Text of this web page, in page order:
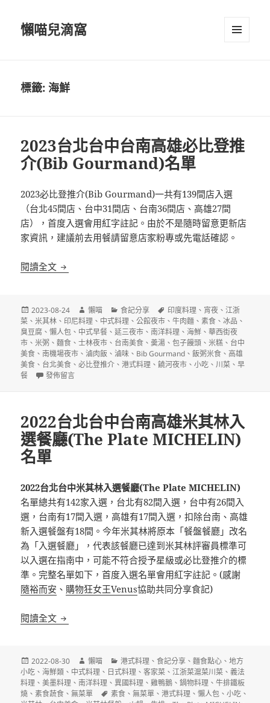
懶喵兒滴窩
標籤:海鮮
2023台北台中台南高雄必比登推
介(Bib Gourmand)名單
2023必比登推介(Bib Gourmand)一共有139間店入選
（台北45間店、台中31間店、台南36間店、高雄27間
店），首度入選會用紅字註記。由於不是隨時留意更新店
家資訊，建議前去用餐請留意店家粉專或先電話確認。
閱讀全文 2023台北台中台南高雄必比登推介(Bib Gourmand)
發
佈
日
期:
2023-08-24
作
者
懶喵
分
類
食記分享
標
籤
印度料理 、 宵夜 、江浙
菜 、米其林 、 印尼料理 、 中式料理 、公館夜市 、牛肉麵 、素食 、冰品 、
臭豆腐 、懶人包 、 中式早餐 、延三夜市 、南洋料理 、海鮮 、華西街夜
市 、米粥 、麵食 、士林夜市 、 台南美食 、羮湯 、包子饅頭 、米糕 、 台中
美食 、南機場夜市 、滷肉飯 、滷味 、 Bib Gourmand 、飯粥米食 、高雄
美食 、 台北美食 、必比登推介 、港式料理 、饒河夜市 、小吃 、川菜 、早
餐
在〈2023台北台中台南高雄必比登推介(Bib Gourmand)名單〉
發佈留言
2022台北台中台南高雄米其林入
選餐廳(The Plate MICHELIN)
名單
2022台北台中米其林入選餐廳(The Plate MICHELIN)
名單總共有142家入選，台北有82間入選，台中有26間入
選，台南有17間入選，高雄有17間入選，扣除台南、高雄
新入選餐盤有18間。今年米其林將原本「餐盤餐廳」改名
為「入選餐廳」，代表該餐廳已達到米其林評審員標準可
以入選在指南中，可能不符合授予星級或必比登推介的標
準。完整名單如下，首度入選名單會用紅字註記。(感謝
隨裕而安 、 購物狂女王Venus協助共同分享食記)
閱讀全文 2022台北台中台南高雄米其林入選餐廳(The Plate
發
佈
日
期:
2022-08-30
作
者
懶喵
分
類
港式料理 、食記分享 、麵食點心 、地方
小吃 、海鮮類 、 中式料理 、 日式料理 、客家菜 、江浙菜滬菜川菜 、義法
料理 、美墨料理 、南洋料理 、異國料理 、雞鴨鵝 、鍋物料理 、牛排鐵板
燒 、素食蔬食 、無菜單
標
素食 、無菜單 、港式料理 、懶人包 、小吃 、